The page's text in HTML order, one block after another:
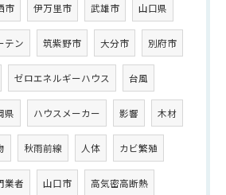
市 伊万里市 武雄市 山口県
テン 筑紫野市 大分市 別府市
ゼロエネルギーハウス 台風
県 ハウスメーカー 影響 木材
秋雨前線 人体 カビ繁殖
業者 山口市 高気密高断熱